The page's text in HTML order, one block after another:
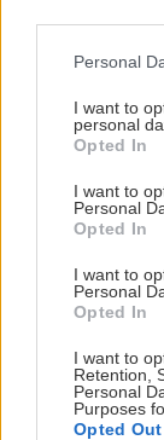
Personal
I want to
personal
Opted In
I want to
Personal
Opted In
I want to
Personal
Opted In
I want to
Retention,
Personal
Purposes
Opted Out
της
σιωπής
ΚΡΗΤΗ
Ηράκλειο:
κάνναβη
Ηράκλειο:
Ο